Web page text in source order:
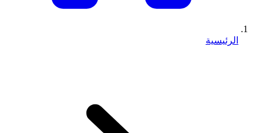
الرئيسية